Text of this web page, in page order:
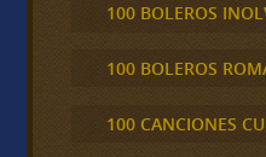
100 BOLEROS
100 BOLEROS
100 CANCIONES